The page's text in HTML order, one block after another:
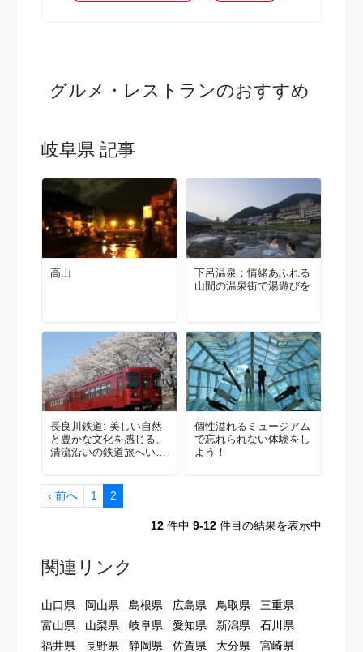
グルメ・レストランのおすすめ
岐阜県 記事
高山
下呂温泉：情緒あふれる
山間の温泉街で湯遊びを
長良川鉄道: 美しい自然
と豊かな文化を感じる、
清流沿いの鉄道旅へい
個性溢れるミュージアム
で忘れられない体験をし
よう！
‹ 前へ 1 2
12 件中 9-12 件目の結果を表示中
関連リンク
山口県 岡山県 島根県 広島県 鳥取県
三重県
富山県
山梨県 岐阜県 愛知県 新潟県
石川県
福井県
長野県 静岡県 佐賀県 大分県 宮崎県